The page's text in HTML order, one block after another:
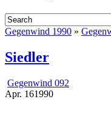
Gegenwind 1990 »
Siedler
Gegenwind 092
Apr. 161990